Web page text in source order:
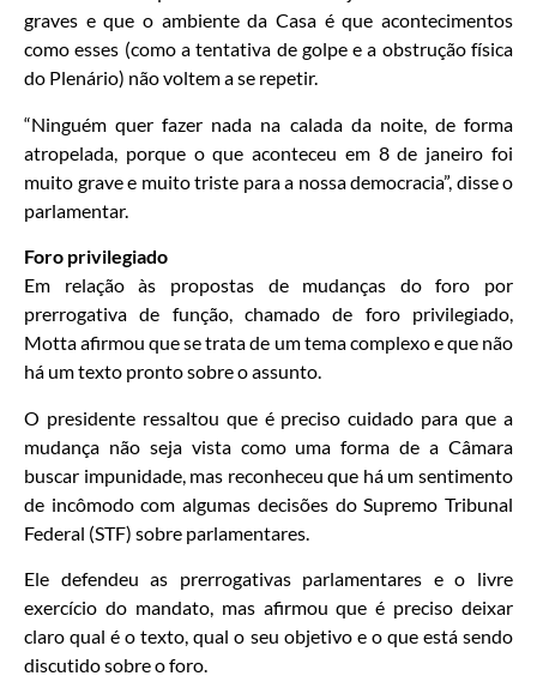
graves e que o ambiente da Casa é que acontecimentos
como esses (como a tentativa de golpe e a obstrução física
do Plenário) não voltem a se repetir.
“Ninguém quer fazer nada na calada da noite, de forma
atropelada, porque o que aconteceu em 8 de janeiro foi
muito grave e muito triste para a nossa democracia”, disse o
parlamentar.
Foro privilegiado
Em relação às propostas de mudanças do foro por
prerrogativa de função, chamado de foro privilegiado,
Motta afirmou que se trata de um tema complexo e que não
há um texto pronto sobre o assunto.
O presidente ressaltou que é preciso cuidado para que a
mudança não seja vista como uma forma de a Câmara
buscar impunidade, mas reconheceu que há um sentimento
de incômodo com algumas decisões do Supremo Tribunal
Federal (STF) sobre parlamentares.
Ele defendeu as prerrogativas parlamentares e o livre
exercício do mandato, mas afirmou que é preciso deixar
claro qual é o texto, qual o seu objetivo e o que está sendo
discutido sobre o foro.